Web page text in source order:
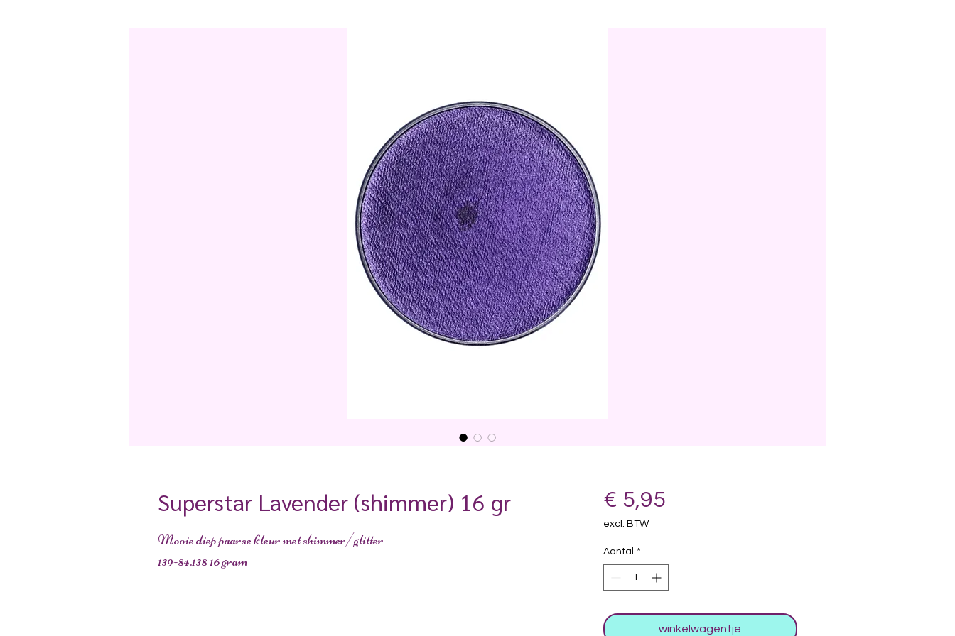
Superstar Lavender (shimmer) 16 gr
Mooie diep paarse kleur met shimmer/glitter
139-84.138 16 gram
€ 5,95Prijs
excl. BTW
Aantal *
winkelwagentje